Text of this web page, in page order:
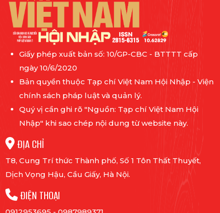
Giấy phép xuất bản số: 10/GP-CBC - BTTTT cấp
ngày 10/6/2020
Bản quyền thuộc Tạp chí Việt Nam Hội Nhập - Viện
chính sách pháp luật và quản lý.
Quý vị cần ghi rõ "Nguồn: Tạp chí Việt Nam Hội
Nhập" khi sao chép nội dung từ website này.
ĐỊA CHỈ
T8, Cung Trí thức Thành phố, Số 1 Tôn Thất Thuyết,
Dịch Vọng Hậu, Cầu Giấy, Hà Nội.
ĐIỆN THOẠI